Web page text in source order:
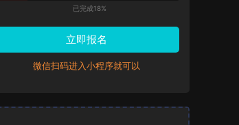
已完成18%
立即报名
微信扫码进入小程序就可以